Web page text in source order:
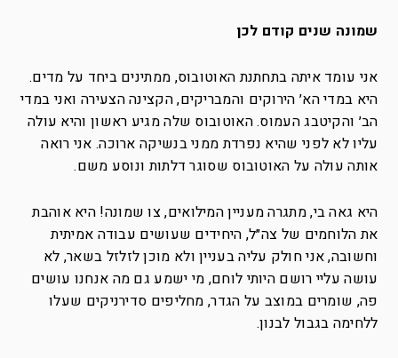
שמונה שנים קודם לכן
אני עומד איתה בתחתנת האוטובוס, ממתינים ביחד על מדים.
היא במדי הא׳ הירוקים והמבריקים, הקצינה הצעירה ואני במדי
הב׳ והקיטבג העמוס. האוטובוס שלה מגיע ראשון והיא עולה
עליו לא לפני שהיא נפרדת ממני בנשיקה ארוכה. אני רואה
אותה עולה על האוטובוס שסוגר דלתות ונוסע משם.
היא גאה בי, מתגרה מעניין המילואים, צו שמונה! היא אוהבת
את הלוחמים של צה״ל, היחידים שעושים עבודה אמיתית
וחשובה, אני חולק עליה בעניין ולא מוכן לזלזל בשאר, לא
עושה עליי רושם היותי לוחם, מי ישמע גם מה אנחנו עושים
פה, שומרים במוצב על הגדר, מחליפים סדירניקים שעלו
ללחימה בגבול לבנון.